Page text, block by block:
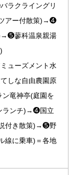
ラクライングリ
アー付散策)→❹
蓼科温泉親湯
ューズメント水
しな自由農園原
竜神亭(庭園を
ランチ)→❹国立
付き散策)→❺野
線に乗車)＝各地